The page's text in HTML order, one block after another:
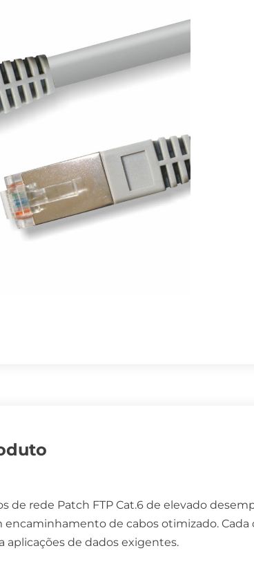
de rede Patch FTP Cat.6 de elevado
de cabos otimizado.
aplicações de dados exigentes.